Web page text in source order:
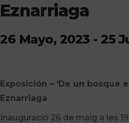
Eznarriaga
26 Mayo, 2023 -25
Exposición – ‘De un bosque
Eznarriaga
Inauguració 26 de maig a les